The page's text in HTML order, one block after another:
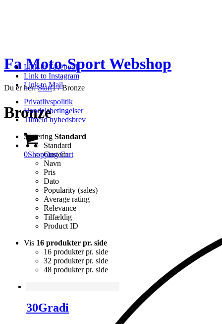
Link to Facebook
Link to Instagram
Link to Mail
Privatlivspolitik
Handelsbetingelser
Tilmeld nyhedsbrev
0Shopping Cart
Fa Moto-Sport Webshop
Du er her: Start1 / Bronze
Bronze
Sortering Standard
Standard
Custom
Navn
Pris
Dato
Popularity (sales)
Average rating
Relevance
Tilfældig
Product ID
Vis 16 produkter pr. side
16 produkter pr. side
32 produkter pr. side
48 produkter pr. side
30Gradi